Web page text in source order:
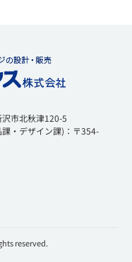
市北秋津120-5
・デザイン課)：〒354-
reserved.